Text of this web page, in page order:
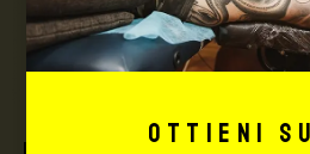
Ottieni